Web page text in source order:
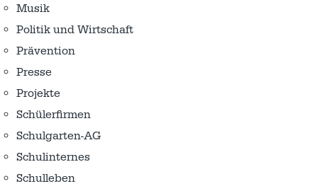
Musik
Politik und Wirtschaft
Prävention
Presse
Projekte
Schülerfirmen
Schulgarten-AG
Schulinternes
Schulleben